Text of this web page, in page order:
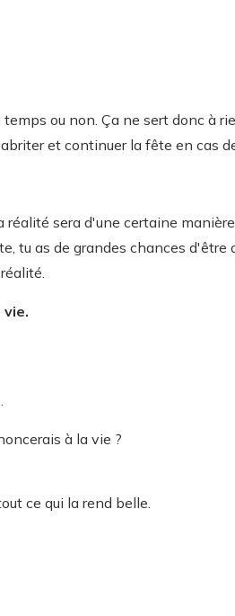
ou non. Ça ne sert donc à
et continuer la fête en cas
sera d'une certaine
tu as de grandes chances d'être
à la vie ?
ce qui la rend belle.